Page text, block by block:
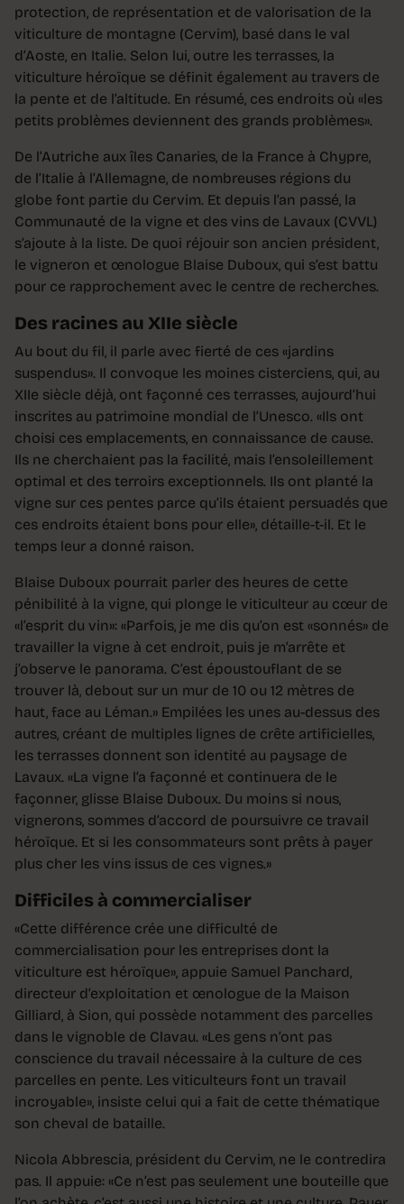
protection, de représentation et de valorisation de la
viticulture de montagne (Cervim), basé dans le val
d’Aoste, en Italie. Selon lui, outre les terrasses, la
viticulture héroïque se définit également au travers de
la pente et de l’altitude. En résumé, ces endroits où «les
petits problèmes deviennent des grands problèmes».
De l’Autriche aux îles Canaries, de la France à Chypre,
de l’Italie à l’Allemagne, de nombreuses régions du
globe font partie du Cervim. Et depuis l’an passé, la
Communauté de la vigne et des vins de Lavaux (CVVL)
s’ajoute à la liste. De quoi réjouir son ancien président,
le vigneron et œnologue Blaise Duboux, qui s’est battu
pour ce rapprochement avec le centre de recherches.
Des racines au XIIe siècle
Au bout du fil, il parle avec fierté de ces «jardins
suspendus». Il convoque les moines cisterciens, qui, au
XIIe siècle déjà, ont façonné ces terrasses, aujourd’hui
inscrites au patrimoine mondial de l’Unesco. «Ils ont
choisi ces emplacements, en connaissance de cause.
Ils ne cherchaient pas la facilité, mais l’ensoleillement
optimal et des terroirs exceptionnels. Ils ont planté la
vigne sur ces pentes parce qu’ils étaient persuadés que
ces endroits étaient bons pour elle», détaille-t-il. Et le
temps leur a donné raison.
Blaise Duboux pourrait parler des heures de cette
pénibilité à la vigne, qui plonge le viticulteur au cœur de
«l’esprit du vin»: «Parfois, je me dis qu’on est «sonnés» de
travailler la vigne à cet endroit, puis je m’arrête et
j’observe le panorama. C’est époustouflant de se
trouver là, debout sur un mur de 10 ou 12 mètres de
haut, face au Léman.» Empilées les unes au-dessus des
autres, créant de multiples lignes de crête artificielles,
les terrasses donnent son identité au paysage de
Lavaux. «La vigne l’a façonné et continuera de le
façonner, glisse Blaise Duboux. Du moins si nous,
vignerons, sommes d’accord de poursuivre ce travail
héroïque. Et si les consommateurs sont prêts à payer
plus cher les vins issus de ces vignes.»
Difficiles à commercialiser
«Cette différence crée une difficulté de
commercialisation pour les entreprises dont la
viticulture est héroïque», appuie Samuel Panchard,
directeur d’exploitation et œnologue de la Maison
Gilliard, à Sion, qui possède notamment des parcelles
dans le vignoble de Clavau. «Les gens n’ont pas
conscience du travail nécessaire à la culture de ces
parcelles en pente. Les viticulteurs font un travail
incroyable», insiste celui qui a fait de cette thématique
son cheval de bataille.
Nicola Abbrescia, président du Cervim, ne le contredira
pas. Il appuie: «Ce n’est pas seulement une bouteille que